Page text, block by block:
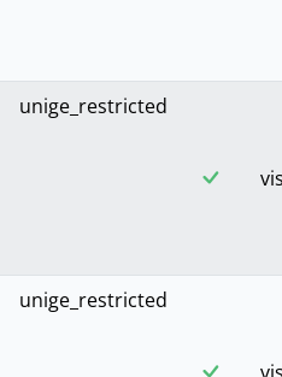
unige_restricted
unige_restricted